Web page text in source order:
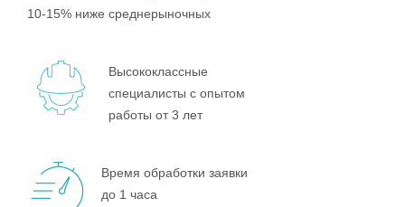
10-15% ниже среднерыночных
Высококлассные
специалисты с опытом
работы от 3 лет
Время обработки заявки
до 1 часа